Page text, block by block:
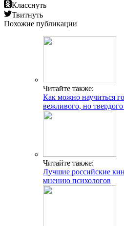
Класснуть
Твитнуть
Похожие публикации
Читайте также:
Как можно научиться
вежливого, но твердого
Читайте также:
Лучшие российские
мнению психологов